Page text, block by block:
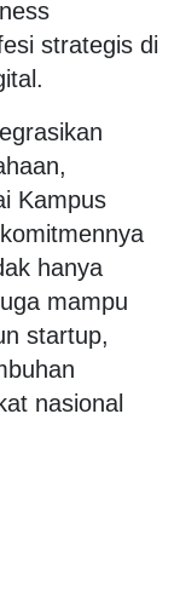
strategis di
Kampus
hanya
mampu
startup,
nasional